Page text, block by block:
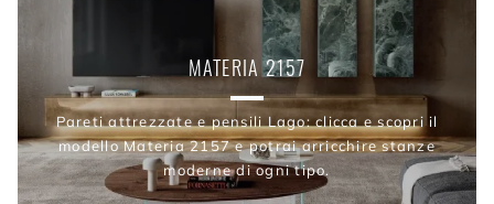
MATERIA 2157
Pareti attrezzate e pensili Lago: clicca e scopri il
modello Materia 2157 e potrai arricchire stanze
moderne di ogni tipo.